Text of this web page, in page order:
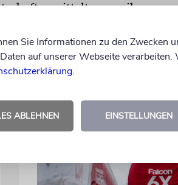
ermittelt gegen ihn
dpa
Sie Informationen zu den Zwecken
auf unserer Webseite
.
ABLEHNEN EINSTELLUNGEN